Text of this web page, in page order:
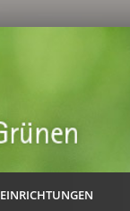
EINRICHTUNGEN